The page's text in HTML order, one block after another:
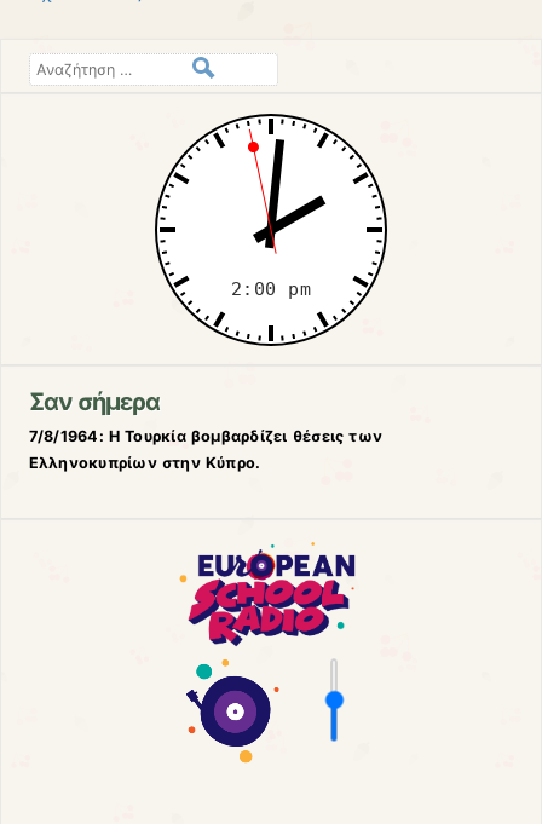
Αναζήτηση
Σαν σήμερα
7/8/1964: Η Τουρκία βομβαρδίζει θέσεις των
Ελληνοκυπρίων στην Κύπρο.